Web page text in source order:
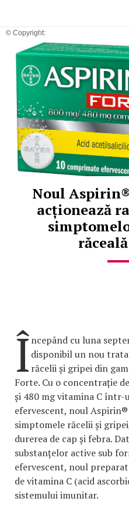
© Copyright:
Noul
acționează
Începând cu luna
disponibil un nou
răcelii și gripei din
Forte. Cu o concentrație
și 480 mg vitamina C
efervescent, noul
simptomele răcelii și
durerea de cap și febra.
substanțelor active sub
efervescent, noul
de vitamina C (acid
sistemului imunitar.